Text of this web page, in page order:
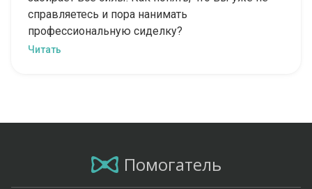
справляетесь и пора нанимать
профессиональную сиделку?
Читать
Помогатель